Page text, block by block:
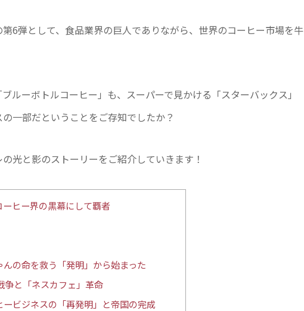
6弾として、食品業界の巨人でありながら、世界のコーヒー市場を牛
ルーボトルコーヒー」も、スーパーで見かける「スターバックス」
一部だということをご存知でしたか？
光と影のストーリーをご紹介していきます！
ヒー界の黒幕にして覇者
の命を救う「発明」から始まった
争と「ネスカフェ」革命
ビジネスの「再発明」と帝国の完成